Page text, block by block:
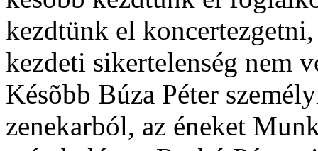
kezdtünk el
kezdeti sikertelenség nem
Késõbb Búza Péter
zenekarból, az éneket